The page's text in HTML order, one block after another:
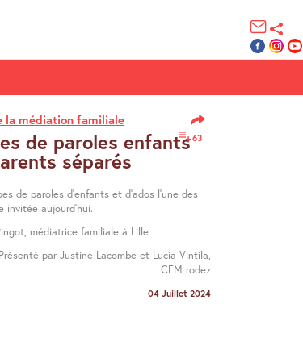
la médiation familiale
63
de paroles enfants
séparés
de paroles d’enfants et d’ados l’une des
aujourd’hui.
médiatrice familiale à Lille
Présenté par Justine Lacombe et Lucia Vintila,
CFM rodez
04 Juillet 2024